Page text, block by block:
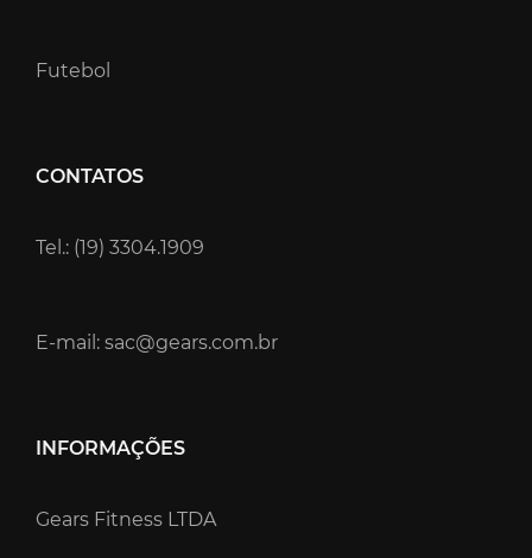
Futebol
CONTATOS
Tel.: (19) 3304.1909
E-mail: sac@gears.com.br
INFORMAÇÕES
Gears Fitness LTDA